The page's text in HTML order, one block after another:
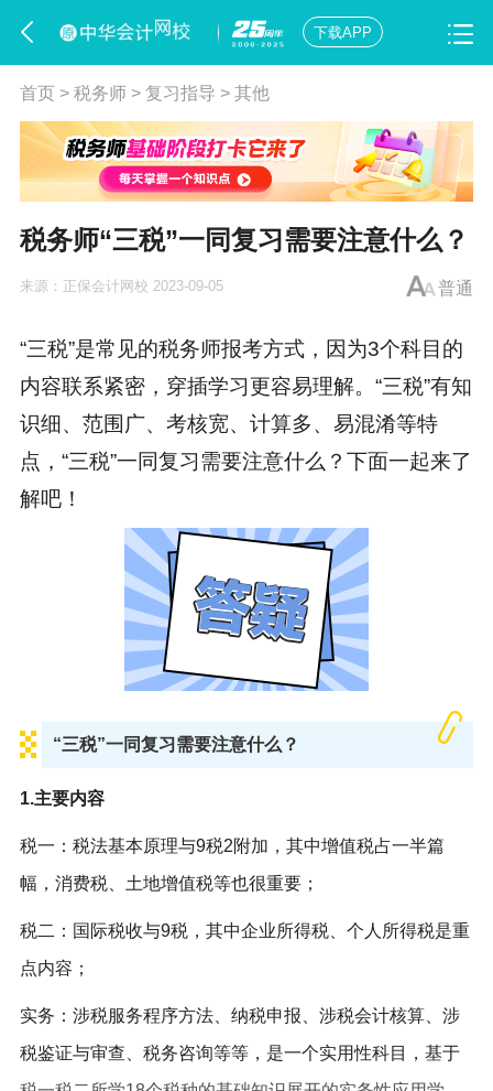
下载APP
首页> 税务师> 复习指导 > 其他
税务师“三税”一同复习需要注意什么？
普通
来源： 正保会计网校 2023-09-05
“三税”是常见的税务师报考方式，因为3个科目的
内容联系紧密，穿插学习更容易理解。“三税”有知
识细、范围广、考核宽、计算多、易混淆等特
点，“三税”一同复习需要注意什么？下面一起来了
解吧！
“三税”一同复习需要注意什么？
1.主要内容
税一：税法基本原理与9税2附加，其中增值税占一半篇
幅，消费税、土地增值税等也很重要；
税二：国际税收与9税，其中企业所得税、个人所得税是重
点内容；
实务：涉税服务程序方法、纳税申报、涉税会计核算、涉
税鉴证与审查、税务咨询等等，是一个实用性科目，基于